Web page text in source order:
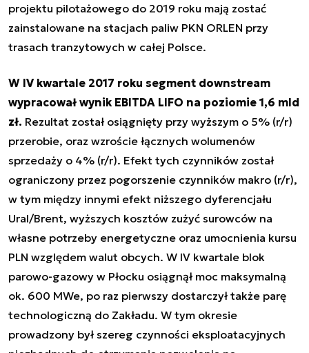
projektu pilotażowego do 2019 roku mają zostać
zainstalowane na stacjach paliw PKN ORLEN przy
trasach tranzytowych w całej Polsce.
W IV kwartale 2017 roku segment downstream
wypracował wynik EBITDA LIFO na poziomie 1,6 mld
zł. Rezultat został osiągnięty przy wyższym o 5% (r/r)
przerobie, oraz wzroście łącznych wolumenów
sprzedaży o 4% (r/r). Efekt tych czynników został
ograniczony przez pogorszenie czynników makro (r/r),
w tym między innymi efekt niższego dyferencjału
Ural/Brent, wyższych kosztów zużyć surowców na
własne potrzeby energetyczne oraz umocnienia kursu
PLN względem walut obcych. W IV kwartale blok
parowo-gazowy w Płocku osiągnął moc maksymalną
ok. 600 MWe, po raz pierwszy dostarczył także parę
technologiczną do Zakładu. W tym okresie
prowadzony był szereg czynności eksploatacyjnych